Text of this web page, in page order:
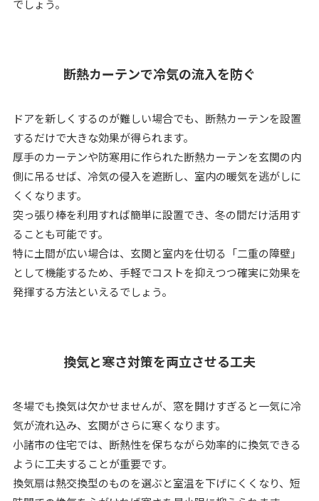
でしょう。
断熱カーテンで冷気の流入を防ぐ
ドアを新しくするのが難しい場合でも、断熱カーテンを設置
するだけで大きな効果が得られます。
厚手のカーテンや防寒用に作られた断熱カーテンを玄関の内
側に吊るせば、冷気の侵入を遮断し、室内の暖気を逃がしに
くくなります。
突っ張り棒を利用すれば簡単に設置でき、冬の間だけ活用す
ることも可能です。
特に土間が広い場合は、玄関と室内を仕切る「二重の障壁」
として機能するため、手軽でコストを抑えつつ確実に効果を
発揮する方法といえるでしょう。
換気と寒さ対策を両立させる工夫
冬場でも換気は欠かせませんが、窓を開けすぎると一気に冷
気が流れ込み、玄関がさらに寒くなります。
小諸市の住宅では、断熱性を保ちながら効率的に換気できる
ように工夫することが重要です。
換気扇は熱交換型のものを選ぶと室温を下げにくくなり、短